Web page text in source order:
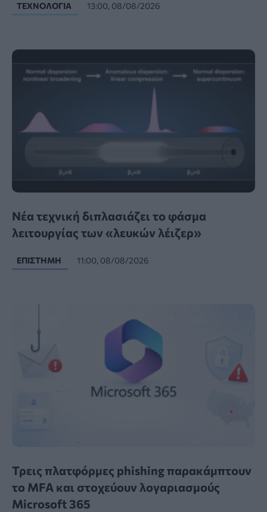
ΤΕΧΝΟΛΟΓΊΑ 13:00, 08/08/2026
Νέα τεχνική διπλασιάζει το φάσμα
λειτουργίας των «λευκών λέιζερ»
ΕΠΙΣΤΉΜΗ 11:00, 08/08/2026
Τρεις πλατφόρμες phishing παρακάμπτουν
το MFA και στοχεύουν λογαριασμούς
Microsoft 365